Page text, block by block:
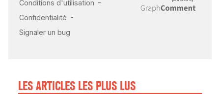
LES ARTICLES LES PLUS LUS
INSUFFISANCE
CARDIAQUE : LES